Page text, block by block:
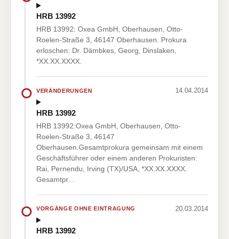
HRB 13992
HRB 13992: Oxea GmbH, Oberhausen, Otto-
Roelen-Straße 3, 46147 Oberhausen. Prokura
erloschen: Dr. Dämbkes, Georg, Dinslaken,
*XX.XX.XXXX.
VERÄNDERUNGEN 14.04.2014
HRB 13992
HRB 13992:Oxea GmbH, Oberhausen, Otto-
Roelen-Straße 3, 46147
Oberhausen.Gesamtprokura gemeinsam mit einem
Geschäftsführer oder einem anderen Prokuristen:
Rai, Pernendu, Irving (TX)/USA, *XX.XX.XXXX.
Gesamtpr…
VORGÄNGE OHNE EINTRAGUNG 20.03.2014
HRB 13992